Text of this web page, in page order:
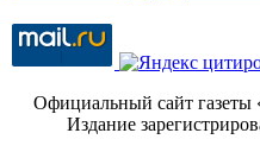
Официальный сайт
Издание